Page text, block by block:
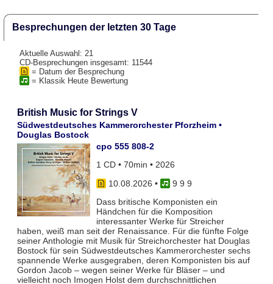
Besprechungen der letzten 30 Tage
Aktuelle Auswahl: 21
CD-Besprechungen insgesamt: 11544
= Datum der Besprechung
= Klassik Heute Bewertung
British Music for Strings V
Südwestdeutsches Kammerorchester Pforzheim •
Douglas Bostock
cpo 555 808-2
1 CD • 70min • 2026
10.08.2026 •
9 9 9
Dass britische Komponisten ein
Händchen für die Komposition
interessanter Werke für Streicher
haben, weiß man seit der Renaissance. Für die fünfte Folge
seiner Anthologie mit Musik für Streichorchester hat Douglas
Bostock für sein Südwestdeutsches Kammerorchester sechs
spannende Werke ausgegraben, deren Komponisten bis auf
Gordon Jacob – wegen seiner Werke für Bläser – und
vielleicht noch Imogen Holst dem durchschnittlichen